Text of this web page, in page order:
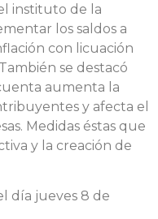
instituto de la
los saldos a
con licuación
se destacó
aumenta la
y afecta el
Medidas éstas que
y la creación de
día jueves 8 de